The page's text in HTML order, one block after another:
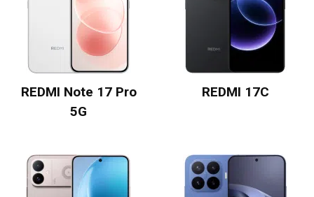
REDMI Note 17 Pro
5G
REDMI 17C